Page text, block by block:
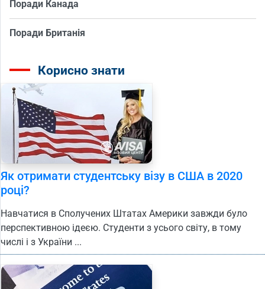
Поради Канада
Поради Британія
Корисно знати
Як отримати студентську візу в США в 2020
році?
Навчатися в Сполучених Штатах Америки завжди було
перспективною ідеєю. Студенти з усього світу, в тому
числі і з України ...